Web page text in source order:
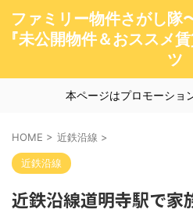
ファミリー物件さがし隊
『未公開物件＆おススメ
ツ
本ページはプロモーショ
HOME > 近鉄沿線 >
近鉄沿線
近鉄沿線道明寺駅で家